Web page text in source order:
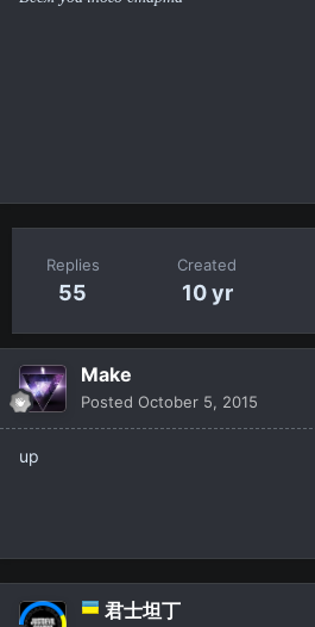
Replies
55
Created
10 yr
Make
Posted October 5, 2015
up
君士坦丁